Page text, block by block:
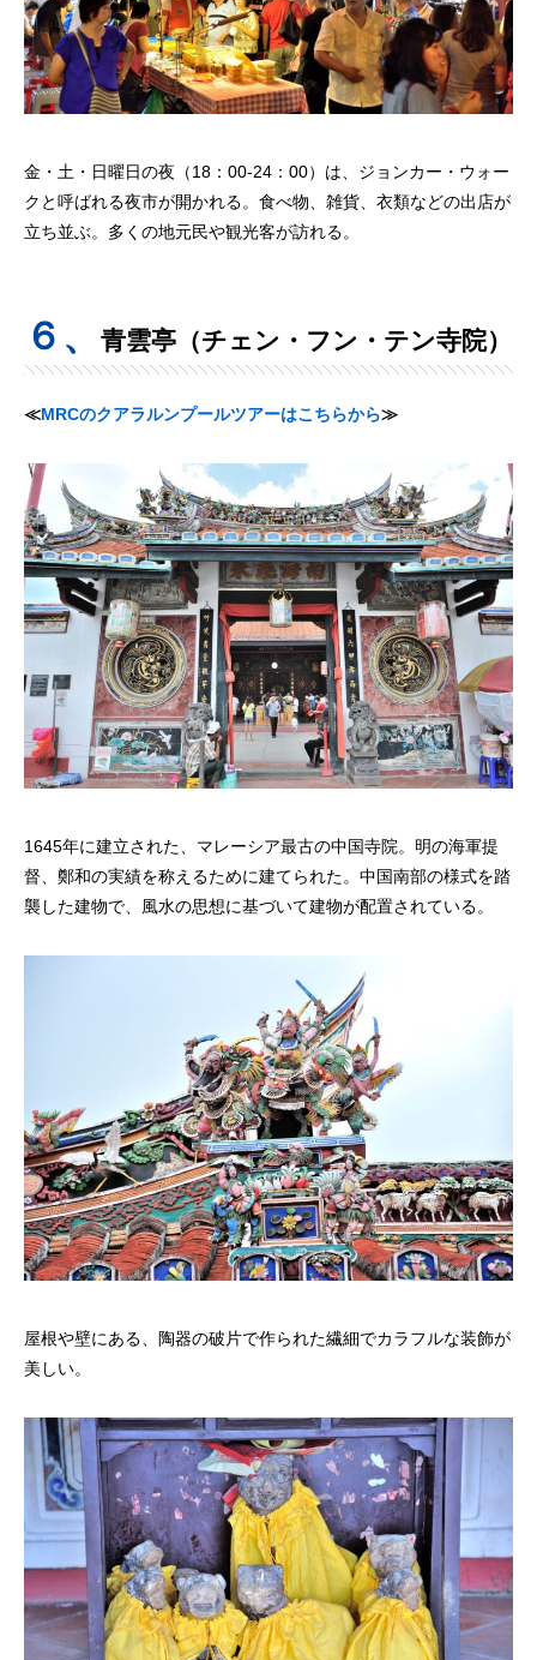
金・土・日曜日の夜（18：00-24：00）は、ジョンカー・ウォー
クと呼ばれる夜市が開かれる。食べ物、雑貨、衣類などの出店が
立ち並ぶ。多くの地元民や観光客が訪れる。
６、 青雲亭（チェン・フン・テン寺院）
≪MRCのクアラルンプールツアーはこちらから≫
1645年に建立された、マレーシア最古の中国寺院。明の海軍提
督、鄭和の実績を称えるために建てられた。中国南部の様式を踏
襲した建物で、風水の思想に基づいて建物が配置されている。
屋根や壁にある、陶器の破片で作られた繊細でカラフルな装飾が
美しい。